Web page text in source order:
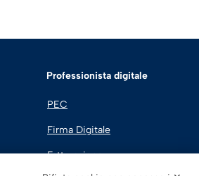
Professionista digitale
PEC
Firma Digitale
Fatturazione